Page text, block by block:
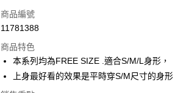
信用卡一次付款
3 期 0 利率 每期 NT$196
合作金庫商業銀行
第一商業銀行
超商取貨付款
商品編號
11781388
商品特色
本系列均為FREE SIZE .適合S/M/L身形，
上身最好看的效果是平時穿S/M尺寸的身形